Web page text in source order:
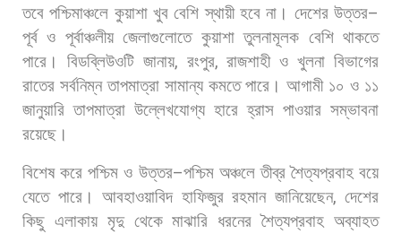
তবে পশ্চিমাঞ্চলে কুয়াশা খুব বেশি স্থায়ী হবে না। দেশের উত্তর–
পূর্ব ও পূর্বাঞ্চলীয় জেলাগুলোতে কুয়াশা তুলনামূলক বেশি থাকতে
পারে। বিডব্লিউওটি জানায়, রংপুর,রাজশাহী ও খুলনা বিভাগের
রাতের সর্বনিম্ন তাপমাত্রা সামান্য কমতে পারে। আগামী ১০ ও ১১
জানুয়ারি তাপমাত্রা উল্লেখযোগ্য হারে হ্রাস পাওয়ার সম্ভাবনা
রয়েছে।
বিশেষ করে পশ্চিম ও উত্তর–পশ্চিম অঞ্চলে তীব্র শৈত্যপ্রবাহ বয়ে
যেতে পারে। আবহাওয়াবিদ হাফিজুর রহমান জানিয়েছেন, দেশের
কিছু এলাকায় মৃদু থেকে মাঝারি ধরনের শৈত্যপ্রবাহ অব্যাহত